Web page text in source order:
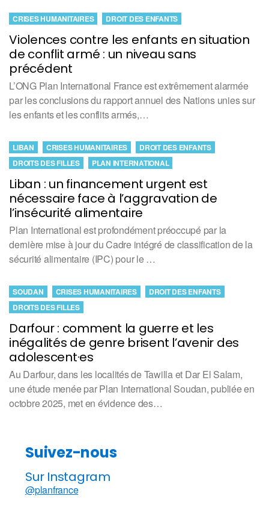
Violences contre les enfants en situation
de conflit armé : un niveau sans
précédent
CRISES HUMANITAIRES DROIT DES ENFANTS
L’ONG Plan International France est extrêmement alarmée
par les conclusions du rapport annuel des Nations unies sur
les enfants et les conflits armés,…
Liban : un financement urgent est
nécessaire face à l’aggravation de
l’insécurité alimentaire
LIBAN CRISES HUMANITAIRES
DROIT DES ENFANTS
DROITS DES FILLES
PLAN INTERNATIONAL
Plan International est profondément préoccupé par la
dernière mise à jour du Cadre intégré de classification de la
sécurité alimentaire (IPC) pour le …
Darfour : comment la guerre et les
inégalités de genre brisent l’avenir des
adolescent·es
SOUDAN CRISES HUMANITAIRES
DROIT DES ENFANTS
DROITS DES FILLES
Au Darfour, dans les localités de Tawilla et Dar El Salam,
une étude menée par Plan International Soudan, publiée en
octobre 2025, met en évidence des…
Suivez-nous
Sur Instagram
@planfrance